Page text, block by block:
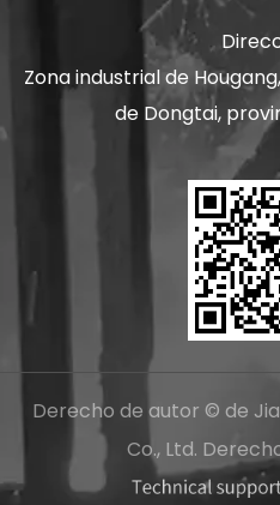
Zona industrial de
de Dongtai,
Derecho de autor © de
Co., Ltd.